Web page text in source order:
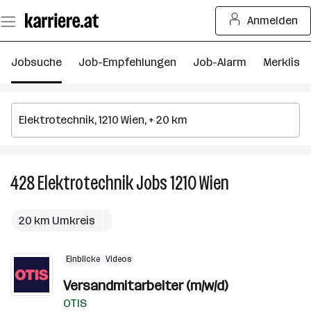
Seiteninhalt
springen
Anmelden
Jobsuche Job-Empfehlungen Job-Alarm Merkliste
428ElektrotechnikJobs1210 Wien
20 km Umkreis
Einblicke Videos
Versandmitarbeiter (m/w/d)
OTIS